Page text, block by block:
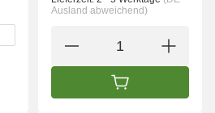
Ausland abweichend)
IN DEN